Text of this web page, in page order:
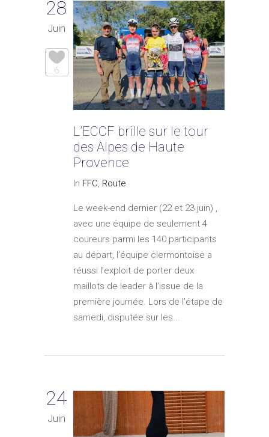
28
Juin
6
L’ECCF brille sur le tour
des Alpes de Haute
Provence
In FFC, Route
Le week-end dernier (22 et 23 juin) ,
avec une équipe de seulement 4
coureurs parmi les 140 participants
au départ, l’équipe clermontoise a
réussi l’exploit de porter deux
maillots de leader à l’issue de la
première journée. Lors de l’étape de
samedi, disputée sur les...
24
Juin